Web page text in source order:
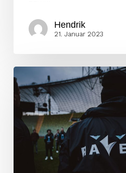
Hendrik
21. Januar 2023
holen
Liga-
Champion
Siegel